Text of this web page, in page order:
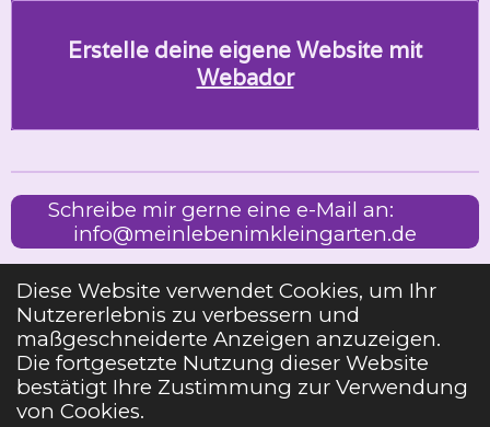
Diese Website verwendet Cookies, um Ihr
Nutzererlebnis zu verbessern und
maßgeschneiderte Anzeigen anzuzeigen.
Die fortgesetzte Nutzung dieser Website
bestätigt Ihre Zustimmung zur Verwendung
von Cookies.
Erstelle deine eigene Website mit
Webador
Schreibe mir gerne eine e-Mail an:
info@meinlebenimkleingarten.de
Impressum
Teilen Teilen